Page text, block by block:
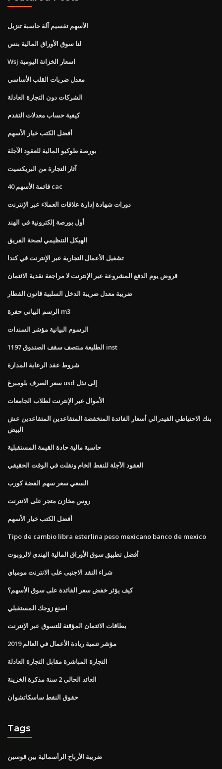
الأسهم تقسيم آلة حاسبة تنزيل
لنا سوق الأوراق المالية بنس
Wsj اسعار الخزانة اليومية
معدل ضربات القلب الأساسي
الشركات دون التجارة العادلة
كيفية حساب معدلات التقدم
أفضل الكتب خيار الأسهم
بورصة طوكيو المالية للعقود الآجلة
آثار التجارة من البريكسيت
قائمة الأسهم 40 cac
دورات شهادة إدارة علاقات العملاء عبر الإنترنت
أول بورصة إلكترونية في الهند
الهيكل التنظيمي لصحة الفريق
تشغيل الأعمال التجارية عبر الإنترنت في كندا
قروض يوم الدفع المشروعة عبر الإنترنت لا مراجعة نقدية الائتمان
ضريبة معدل ضريبة الدخل السلبية قانون القطار
الرسم البياني حفرة m3
الرسوم البيانية مؤشر السندات
1197 الطليعة منتصف سقف الصندوق inst
شروط عقد الرعاية المدارة
سعر الصرف بلومبرغ usd إلى نذل
الأموال عبر الإنترنت لطلاب الجامعات
بنك الاحتياطي الفيدرالي أسعار الفائدة المنخفضة المتقاعدين المتقاعدين عش
البيض
حاسبة مالية حادة القيمة المستقبلية
العقود الآجلة للنفط الخام ونقلت في الوقت الحقيقي
السعي سعر سهم الفضة كورب
روس مخازن متجر على الانترنت
أفضل الكتب خيار الأسهم
Tipo de cambio libra esterlina peso mexicano banco de mexico
أفضل تطبيق سوق الأوراق المالية الهندي لالروبوت
شراء النقد الاجنبى على الانترنت مومباي
كيف يؤثر خفض سعر الفائدة على سوق الأسهم؟
اصنع زوجك المستقبلي
بطاقات الائتمان المؤقتة للتسوق عبر الإنترنت
مؤشر تنمية ريادة الأعمال في العالم 2019
التجارة المباشرة مقابل التجارة العادلة
العائد الحالي 2 سنة مذكرة الخزينة
حقوق النفط ساسكاتشوان
Tags
ضريبة الأرباح الرأسمالية بين قوسين